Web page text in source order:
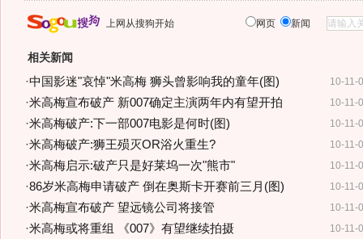
上网从搜狗开始 网页 新闻
相关新闻
10-11-
·中国影迷"哀悼"米高梅 狮头曾影响我的童年(图)
10-11-
·米高梅宣布破产 新007确定主演两年内有望开拍
10-11-
·米高梅破产:下一部007电影是何时(图)
10-11-
·米高梅破产:狮王殒灭OR浴火重生?
10-11-
·米高梅启示:破产只是好莱坞一次"熊市"
10-11-
·86岁米高梅申请破产 倒在奥斯卡开赛前三月(图)
10-11-
·米高梅宣布破产 望远镜公司将接管
10-11-
·米高梅或将重组 《007》有望继续拍摄